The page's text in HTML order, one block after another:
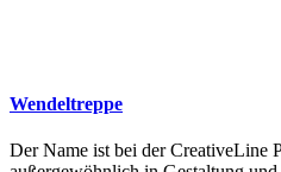
Wendeltreppe
Der Name ist bei der CreativeLine